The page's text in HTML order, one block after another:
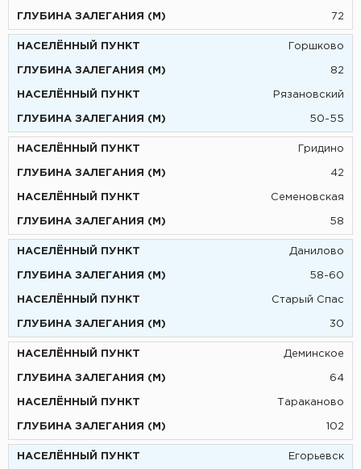
72
Горшково
82
Рязановский
50-55
Гридино
42
Семеновская
58
Данилово
58-60
Старый Спас
30
Деминское
64
Тараканово
102
Егорьевск